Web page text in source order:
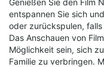
Genießen Sie den Film
entspannen Sie sich
oder zurückspulen,
Das Anschauen von
Möglichkeit sein, sich
Familie zu verbringen.